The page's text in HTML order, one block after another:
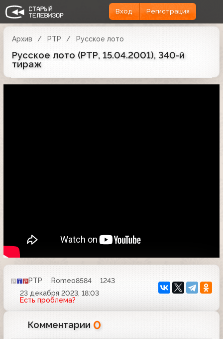
Вход Регистрация
Архив РТР Русское лото
Русское лото (РТР, 15.04.2001), 340-й
тираж
РТР Romeo8584
1243
23 декабря 2023, 18:03
Есть проблема?
Комментарии 0